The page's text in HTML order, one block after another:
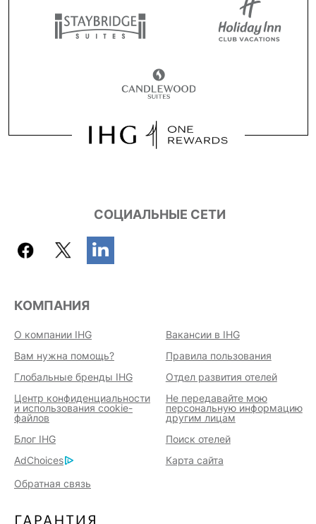
СОЦИАЛЬНЫЕ СЕТИ
КОМПАНИЯ
О компании IHG
Вакансии в IHG
Вам нужна помощь?
Правила пользования
Глобальные бренды IHG
Отдел развития отелей
Центр конфиденциальности
и использования cookie-
файлов
Не передавайте мою
персональную информацию
другим лицам
Блог IHG
Поиск отелей
AdChoices
Карта сайта
Обратная связь